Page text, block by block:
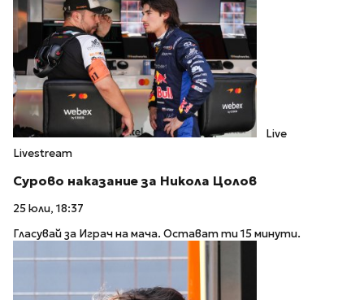
Live
Livestream
Сурово наказание за Никола Цолов
25 юли, 18:37
Гласувай за Играч на мача. Остават ти 15 минути.